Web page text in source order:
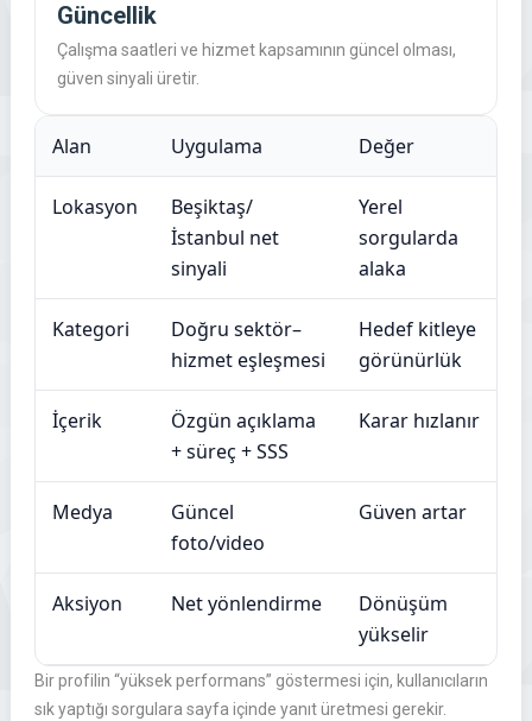
Güncellik
Çalışma saatleri ve hizmet kapsamının güncel olması,
güven sinyali üretir.
Alan Uygulama Değer
Lokasyon
Beşiktaş/
İstanbul net
sinyali
Yerel
sorgularda
alaka
Kategori
Doğru sektör–
hizmet eşleşmesi
Hedef kitleye
görünürlük
İçerik
Özgün açıklama
+ süreç + SSS
Karar hızlanır
Medya
Güncel
foto/video
Güven artar
Aksiyon Net yönlendirme
Dönüşüm
yükselir
Bir profilin “yüksek performans” göstermesi için, kullanıcıların
sık yaptığı sorgulara sayfa içinde yanıt üretmesi gerekir.